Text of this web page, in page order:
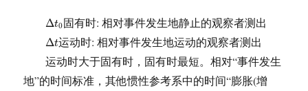
Δt0
Δt0 固有时: 相对事件发生地静止的观察者测出
Δt
Δt运动时: 相对事件发生地运动的观察者测出
运动时大于固有时，固有时最短。相对“事件发生
地”的时间标准，其他惯性参考系中的时间“膨胀(增